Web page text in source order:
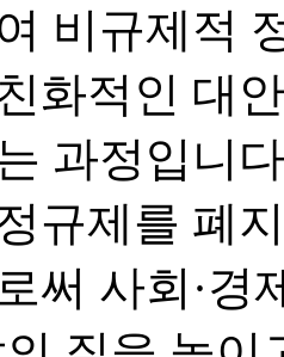
비규제적
화적인 대
과정입니
규제를 폐
써 사회·경